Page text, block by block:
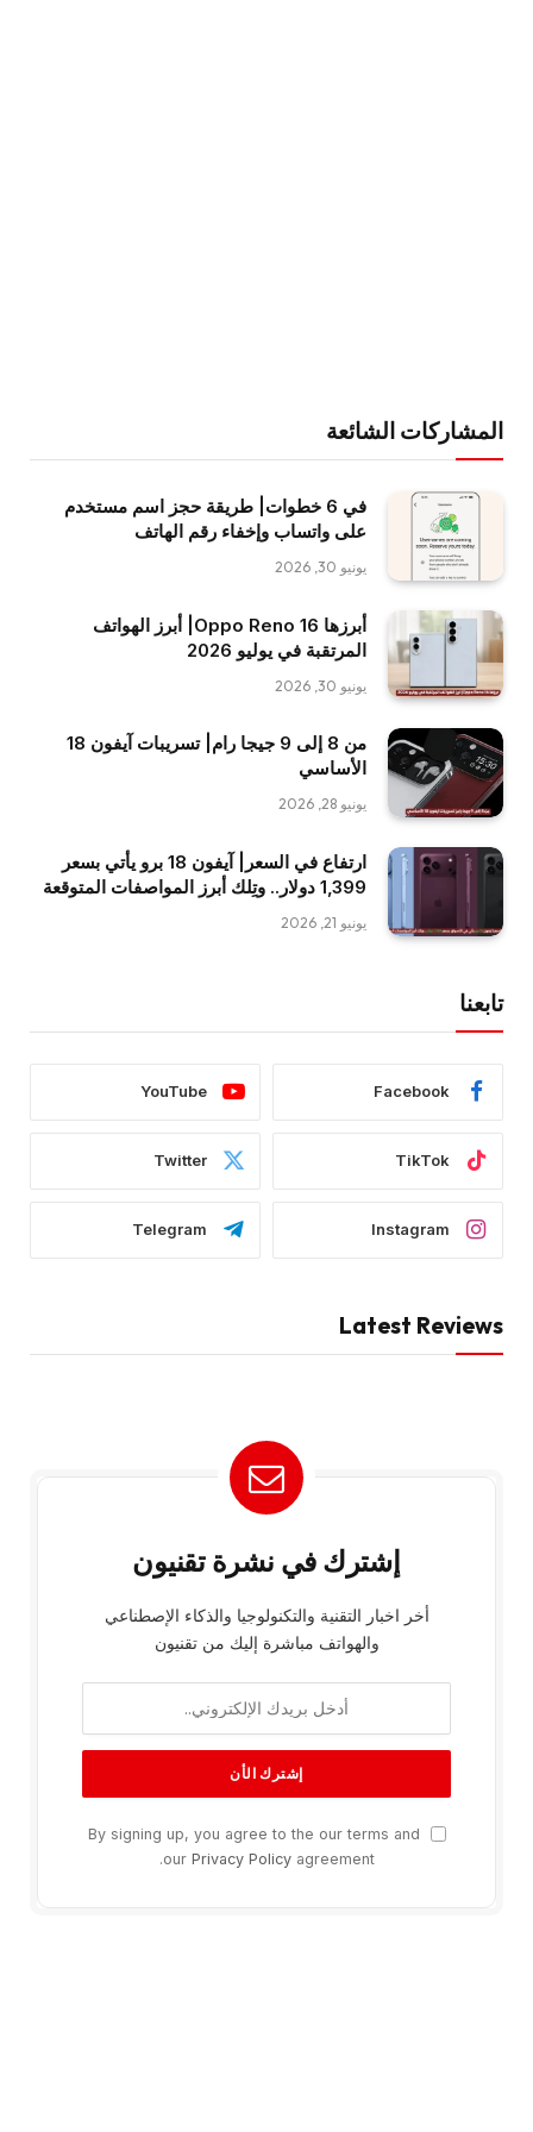
المشاركات الشائعة
في 6 خطوات| طريقة حجز اسم مستخدم
على واتساب وإخفاء رقم الهاتف
يونيو 30, 2026
أبرزها Oppo Reno 16| أبرز الهواتف
المرتقبة في يوليو 2026
يونيو 30, 2026
من 8 إلى 9 جيجا رام| تسريبات آيفون 18
الأساسي
يونيو 28, 2026
ارتفاع في السعر| آيفون 18 برو يأتي بسعر
1,399 دولار.. وتِلك أبرز المواصفات المتوقعة
يونيو 21, 2026
تابعنا
Facebook
YouTube
TikTok
Twitter
Instagram
Telegram
Latest Reviews
إشترك في نشرة تقنيون
أخر اخبار التقنية والتكنولوجيا والذكاء الإصطناعي
والهواتف مباشرة إليك من تقنيون
By signing up, you agree to the our terms and
our Privacy Policyagreement.